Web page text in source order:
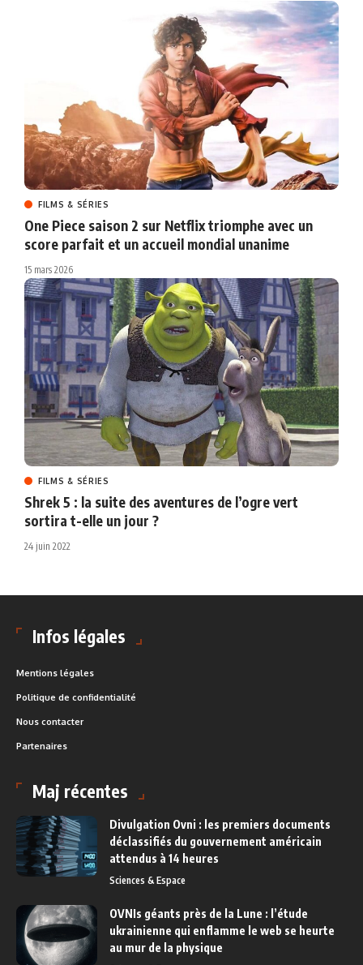
FILMS & SÉRIES
One Piece saison 2 sur Netflix triomphe avec un
score parfait et un accueil mondial unanime
15 mars 2026
FILMS & SÉRIES
Shrek 5 : la suite des aventures de l’ogre vert
sortira t-elle un jour ?
24 juin 2022
Infos légales
Mentions légales
Politique de confidentialité
Nous contacter
Partenaires
Maj récentes
Divulgation Ovni : les premiers documents
déclassifiés du gouvernement américain
attendus à 14 heures
Sciences & Espace
OVNIs géants près de la Lune : l’étude
ukrainienne qui enflamme le web se heurte
au mur de la physique